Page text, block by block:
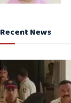
Recent News